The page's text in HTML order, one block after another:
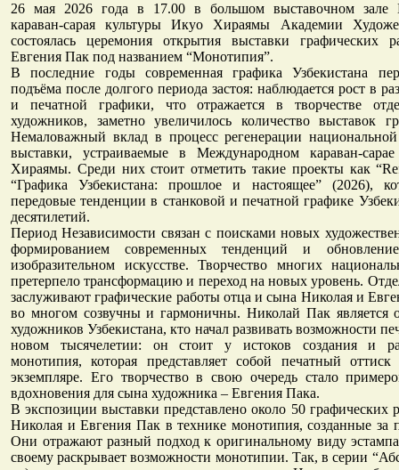
26 мая 2026 года в 17.00 в большом выставочном зале
караван-сарая культуры Икуо Хираямы Академии
состоялась церемония открытия выставки графических
Евгения Пак под названием “Монотипия”.
В последние годы современная графика Узбекистана
подъёма после долгого периода застоя: наблюдается рост в
и печатной графики, что отражается в творчестве
художников, заметно увеличилось количество выставок
Немаловажный вклад в процесс регенерации
выставки, устраиваемые в Международном караван-
Хираямы. Среди них стоит отметить такие проекты как
“Графика Узбекистана: прошлое и настоящее” (2026),
передовые тенденции в станковой и печатной графике
десятилетий.
Период Независимости связан с поисками новых
формированием современных тенденций и
изобразительном искусстве. Творчество многих
претерпело трансформацию и переход на новых уровень.
заслуживают графические работы отца и сына Николая и
во многом созвучны и гармоничны. Николай Пак является
художников Узбекистана, кто начал развивать возможности
новом тысячелетии: он стоит у истоков создания и
монотипия, которая представляет собой печатный
экземпляре. Его творчество в свою очередь стало
вдохновения для сына художника – Евгения Пака.
В экспозиции выставки представлено около 50 графических
Николая и Евгения Пак в технике монотипия, созданные за
Они отражают разный подход к оригинальному виду
своему раскрывает возможности монотипии. Так, в серии